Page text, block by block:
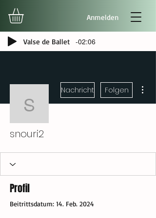
Anmelden
Valse de Ballet -02:06
snouri2
Nachricht Folgen
snouri2
Profil
Beitrittsdatum: 14. Feb. 2024